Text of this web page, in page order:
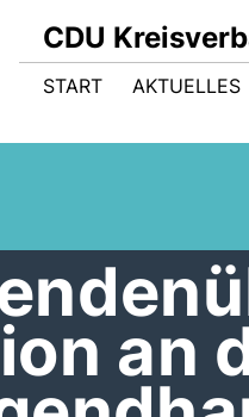
CDU
START AKTUELLES
an